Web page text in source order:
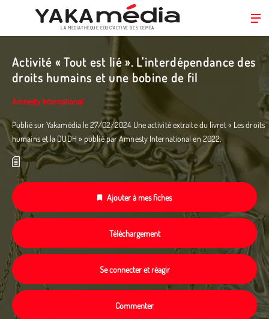
contenu
LA MÉDIATHÈQUE ÉDUC’ACTIVE DES CEMÉA
Activité « Tout est lié ». L'interdépendance des
droits humains et une bobine de fil
Amnesty International
Publié sur Yakamédia le 27/02/2024 Une activité extraite du livret « Les droits
humains et la DUDH » publié par Amnesty International en 2022.­
Ajouter à mes fiches
Téléchargement
Se connecter et réagir
Commenter